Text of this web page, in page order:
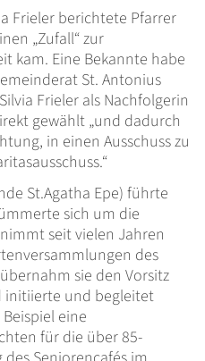
Frieler berichtete Pfarrer
„Zufall“ zur
kam. Eine Bekannte habe
St. Antonius
Frieler als Nachfolgerin
gewählt „und dadurch
in einen Ausschuss zu
St.Agatha Epe) führte
sich um die
seit vielen Jahren
des
sie den Vorsitz
initiierte und begleitet
eine
für die über 85-